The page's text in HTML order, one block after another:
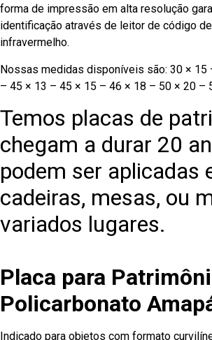
forma de impressão em alta resolução
identificação através de leitor de código
infravermelho.
Nossas medidas disponíveis são: 30 × 15
– 45 × 13 – 45 × 15 – 46 × 18 – 50 × 20 –
Temos placas de
chegam a durar 20
podem ser aplicadas
cadeiras, mesas, ou
variados lugares.
Placa para
Policarbonato
Indicado para objetos com formato